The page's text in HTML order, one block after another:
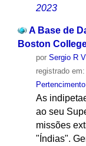
2023
A Base de
Boston
por Sergio R
registrado em:
Pertencimento
As
ao seu
missões
"Índias".